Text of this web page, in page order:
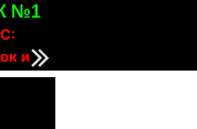
и
№1